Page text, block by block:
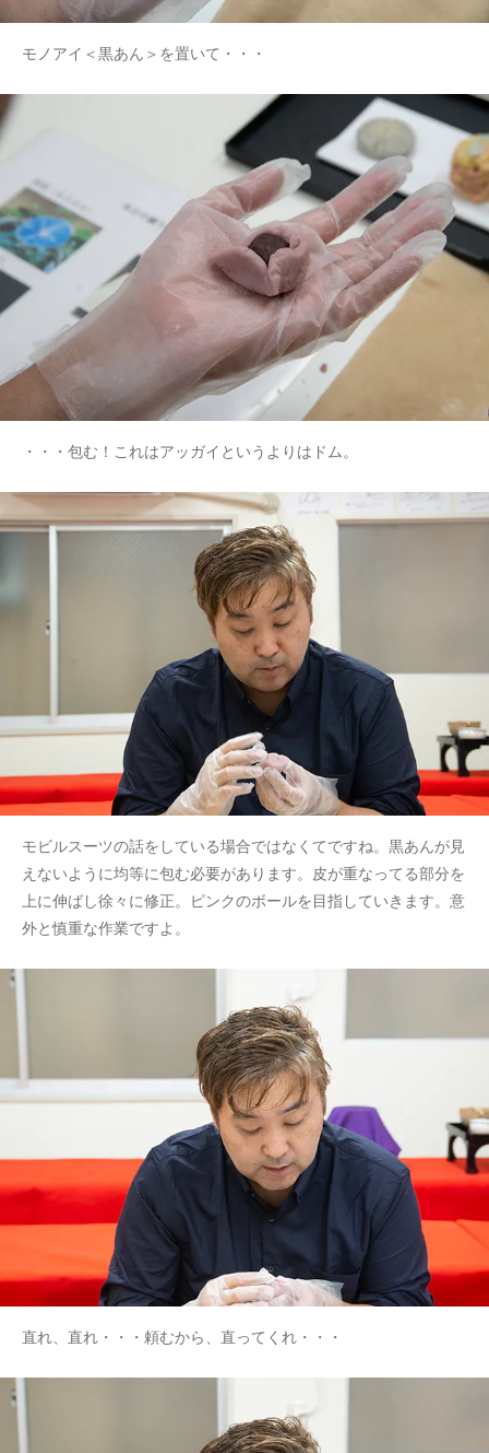
モノアイ＜黒あん＞を置いて・・・
・・・包む！これはアッガイというよりはドム。
モビルスーツの話をしている場合ではなくてですね。黒あんが見
えないように均等に包む必要があります。皮が重なってる部分を
上に伸ばし徐々に修正。ピンクのボールを目指していきます。意
外と慎重な作業ですよ。
直れ、直れ・・・頼むから、直ってくれ・・・